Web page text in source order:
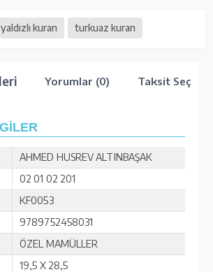
yaldızlı kuran turkuaz kuran
Yorumlar (0) Taksit
AHMED HUSREV ALTINBAŞAK
02 01 02 201
KF0053
9789752458031
ÖZEL MAMÜLLER
19,5 X 28,5